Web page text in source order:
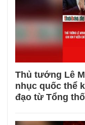
Thủ tướng Lê
nhục quốc thể
đạo từ Tổng